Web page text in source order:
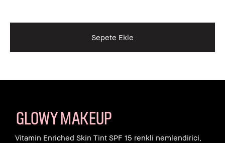
Sepete Ekle
GLOWY MAKEUP
Vitamin Enriched Skin Tint SPF 15 renkli nemlendirici,